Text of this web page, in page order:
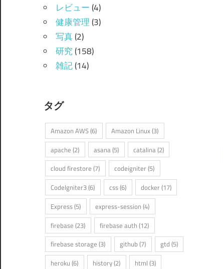
レビュー(4)
健康管理(3)
写真(2)
研究(158)
雑記(14)
タグ
Amazon AWS(6) Amazon Linux(3)
apache (2) asana (5) catalina (2)
cloud firestore (7) codeigniter (5)
CodeIgniter3(6) css(6) docker (17)
Express(5) express-session (4)
firebase (23) firebase auth (12)
firebase storage (3) github (7) gtd (5)
heroku (6) history(2) html (3)